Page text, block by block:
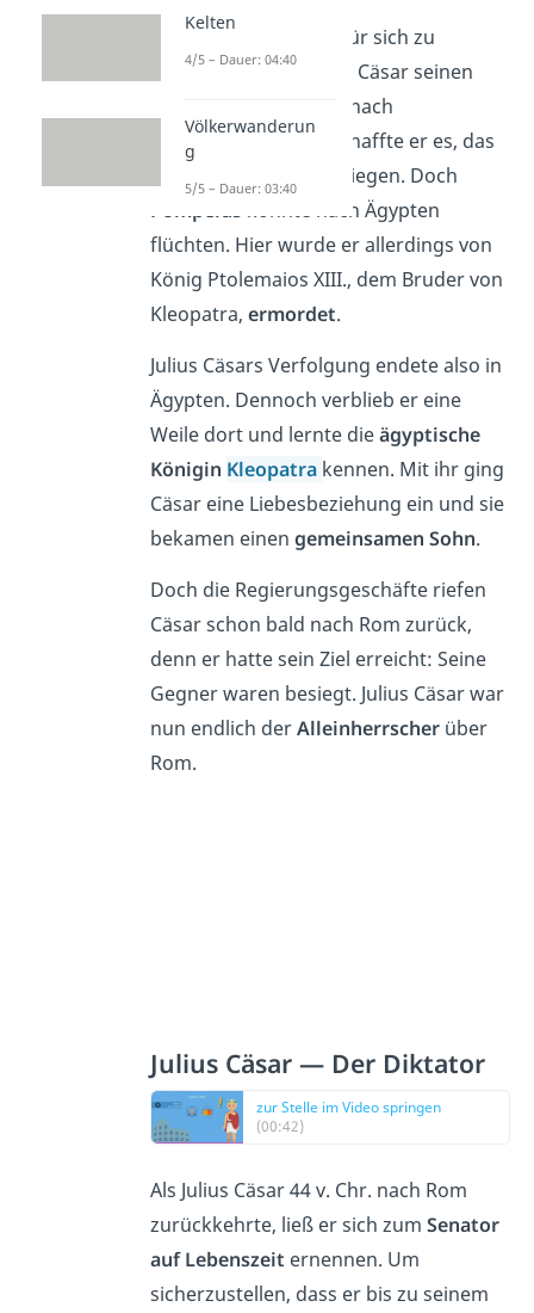
Um den Bürgerkrieg für sich zu
entscheiden, verfolgte Cäsar seinen
Gegner Pompeius bis nach
Griechenland. Dort schaffte er es, das
feindliche Heer zu besiegen. Doch
Pompeius konnte nach Ägypten
flüchten. Hier wurde er allerdings von
König Ptolemaios XIII., dem Bruder von
Kleopatra, ermordet.
Julius Cäsars Verfolgung endete also in
Ägypten. Dennoch verblieb er eine
Weile dort und lernte dieägyptische
Königin Kleopatra kennen. Mit ihr ging
Cäsar eine Liebesbeziehung ein und sie
bekamen einen gemeinsamen Sohn.
Doch die Regierungsgeschäfte riefen
Cäsar schon bald nach Rom zurück,
denn er hatte sein Ziel erreicht: Seine
Gegner waren besiegt. Julius Cäsar war
nun endlich derAlleinherrscherüber
Rom.
Julius Cäsar — Der Diktator
zur Stelle im Video springen
(00:42)
Als Julius Cäsar 44 v. Chr. nach Rom
zurückkehrte, ließ er sich zum Senator
auf Lebenszeit ernennen. Um
sicherzustellen, dass er bis zu seinem
Kelten
4/5 – Dauer: 04:40
Völkerwanderun
g
5/5 – Dauer: 03:40